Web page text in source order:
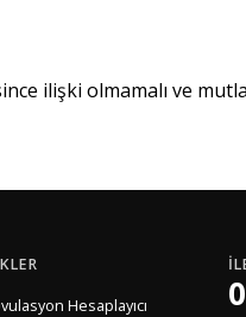
ilişki olmamalı ve
Hesaplayıcı